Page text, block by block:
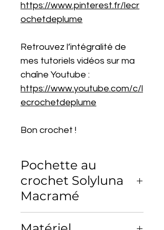
https://www.pinterest.fr/lecr
ochetdeplume
Retrouvez l’intégralité de
mes tutoriels vidéos sur ma
chaîne Youtube :
https://www.youtube.com/c/l
ecrochetdeplume
Bon crochet !
Pochette au
crochet Solyluna
Macramé